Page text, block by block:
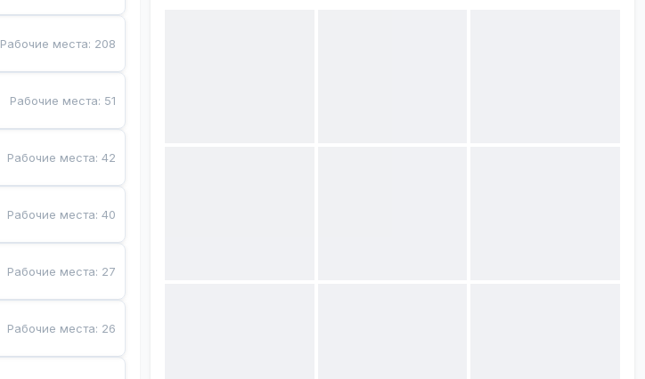
Рабочие места: 208
Рабочие места: 51
Рабочие места:42
Рабочие места:40
Рабочие места: 27
Рабочие места: 26